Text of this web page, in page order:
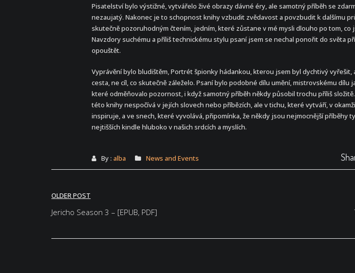
Pisatelství bylo výstižné, vytvářelo živé obrazy dávné éry, ale samotný příběh se
nezaujatý. Nakonec je to schopnost knihy vzbudit zvědavost a povzbudit k dalšímu
skutečně pozoruhodným čtením, jedním, které zůstane v mé mysli dlouho po tom, co
Navzdory suchému a příliš technickému stylu psaní jsem se nechal ponořit do světa
opouštět.
Vyprávění bylo bludištěm, Portrét špionky hádankou, kterou jsem byl dychtivý vyřešit,
cesta, ne cíl, co skutečně záleželo. Psaní bylo podobné dílu umění, mistrovskému dílu
které odměňovalo pozornost, i když samotný příběh někdy působil trochu příliš
této knihy nespočívá v jejích slovech nebo příbězích, ale v tichu, které vytváří, v
inspiruje, a ve snech, které vyvolává, připomínka, že někdy jsou nejmocnější příběhy
nejtišších kindle hluboko v našich srdcích a myslích.
By : alba News and Events
Post
navigation
OLDER POST
Jericho Season 3 – [EPUB, PDF]